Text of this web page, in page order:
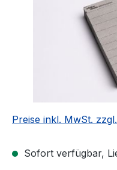
Preise inkl. MwSt.
Sofort verfügbar,